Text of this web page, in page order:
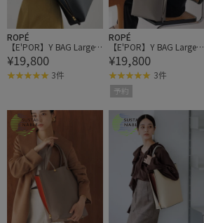
ROPÉ
【E'POR】Y BAG Large/A
4対応・通勤・26AW
¥19,800
3件
ROPÉ
【E'POR】Y BAG Large/A
4対応・通勤・26AW
¥19,800
3件
予約